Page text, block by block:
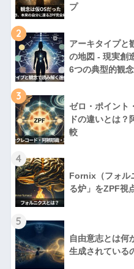
プ
2
アーキタイプと
の地図 - 現実創
6つの典型的観
3
ゼロ・ポイント
ドの違いとは？
較
4
Fornix（フォル
る炉」をZPF視
5
自由意志とは何
生成されている